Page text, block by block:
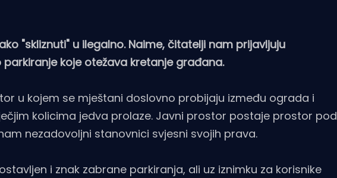
"skliznuti" u ilegalno. Naime, čitatelji nam prijavljuju
koje otežava kretanje građana.
u kojem se mještani doslovno probijaju između ograda i
kolicima jedva prolaze. Javni prostor postaje prostor pod
nezadovoljni stanovnici svjesni svojih prava.
i znak zabrane parkiranja, ali uz iznimku za korisnike